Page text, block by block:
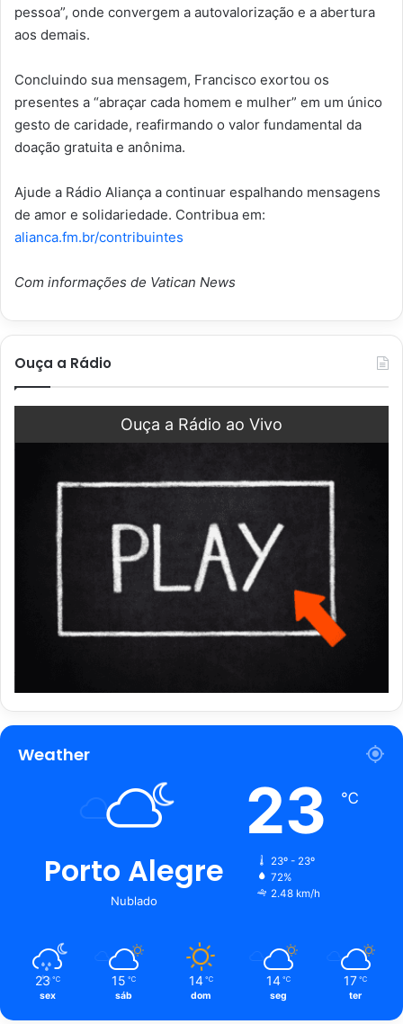
pessoa”, onde convergem a autovalorização e a abertura
aos demais.
Concluindo sua mensagem, Francisco exortou os
presentes a “abraçar cada homem e mulher” em um único
gesto de caridade, reafirmando o valor fundamental da
doação gratuita e anônima.
Ajude a Rádio Aliança a continuar espalhando mensagens
de amor e solidariedade. Contribua em:
alianca.fm.br/contribuintes
Com informações de Vatican News
Ouça a Rádio
Ouça a Rádio ao Vivo
Weather
Porto Alegre
Nublado
23 ℃
23º - 23º
72%
2.48 km/h
23 ℃
sex
15 ℃
sáb
14 ℃
dom
14 ℃
seg
17 ℃
ter